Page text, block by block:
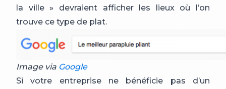
la ville » devraient afficher les lieux où l’on
trouve ce type de plat.
Image via Google
Si votre entreprise ne bénéficie pas d’un